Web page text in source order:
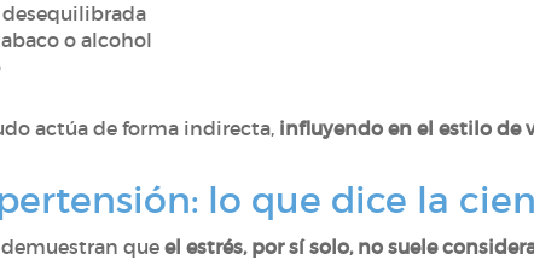
o alcohol
actúa de forma indirecta, influyendo en el estilo de
lo que dice la
que el estrés, por sí solo, no suele